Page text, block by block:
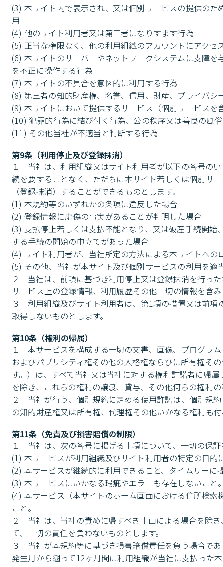
(3) 本サイト内で表示され、又は個別サービスの提供の
用
(4) 他のサイト利用者又は第三者になりすます行為
(5) 正当な権限なく、他の利用組織のアカウントにアクセ
(6) 本サイトのサーバーやネットワークシステムに支障
を不正に操作する行為
(7) 本サイトの不具合を意図的に利用する行為
(8) 第三者の知的財産権、名誉、信用、財産、プライバシ
(9) 本サイトにおいて提供するサービス（個別サービス
(10) 犯罪的行為に結び付く行為、公の秩序又は善良の風
(11) その他当社が不適当と判断する行為
第9条（利用停止及び登録抹消）
１	当社は、利用組織又はサイト利用者が以下の各号のいずれかに該当すると認めた場合には、事前の予告、通知又は催告等何らの手
続を要することなく、ただちに本サイト若しくは個別サ
（登録抹消）することができるものとします。
(1) 本規約等のいずれかの条項に違反した場合
(2) 登録情報に虚偽の事実があることが判明した場合
(3) 支払停止若しくは支払不能となり、又は破産手続開
する手続の開始の申立てがあった場合
(4) サイト利用者が、当社所定の方法による本サイトへ
(5) その他、当社が本サイト及び個別サービスの利用を適
２	当社は、前項に基づき利用停止又は登録抹消を行った場合、当該利用組織又はサイト利用者に関して当社が保有するデータ（個別
サービス上の登録情報、利用履歴その他一切の情報を含
３	利用組織及びサイト利用者は、第1項の措置又は前項のデータ削除により被った損害等について、当社に対していかなる請求権も
取得しないものとします。
第10条（権利の帰属）
１	本サービスを構成する一切の文書、画像、プログラムその他一切の情報について発生している著作権その他の知的財産権、肖像権
およびパブリシティ権その他の人格権ならびに所有権そ
す。）は、すべて当社又は当社に対する権利許諾者に帰
を除き、これらの権利の譲渡、貸与、その他何らの権利
２	当社が行う、個別規約に定める使用許諾は、個別規約に従い本サービスを利用する権限を除き、本サービスにかかる著作権その他
の知的財産権又は所有権、代理権その他いかなる権利も
第11条（免責及び損害賠償の制限）
１	当社は、次の各号に掲げる事項について、一切の保証を行うものではありません。
(1) 本サービスが利用組織及びサイト利用者の特定の目的
(2) 本サービスが継続的に利用できること、タイムリーに
(3) 本サービスにいかなる瑕疵やエラーも存在しないこと
(4) 本サービス（本サイトのホーム画面における住所検
こと。
２	当社は、当社の責めに帰すべき事由による場合を除き、本サイトの利用に起因して利用組織又はサイト利用者に生じた損害につい
て、一切の責任を負わないものとします。
３	当社が本規約等に基づき損害賠償責任を負う場合であっても、当社に故意又は重大な過失がある場合を除き、その賠償額は、損害
発生月から遡って12ヶ月間に利用組織が当社に支払った